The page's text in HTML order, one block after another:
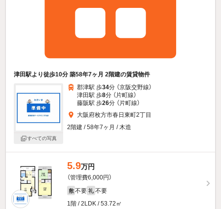
津田駅より徒歩10分 築58年7ヶ月 2階建の賃貸物件
すべての写真
郡津駅 歩34分 （京阪交野線）
津田駅 歩8分 （片町線）
藤阪駅 歩26分 （片町線）
大阪府枚方市春日東町2丁目
2階建 / 58年7ヶ月 / 木造
5.9万円
（管理費6,000円）
敷 不要 礼 不要
1階 / 2LDK / 53.72㎡